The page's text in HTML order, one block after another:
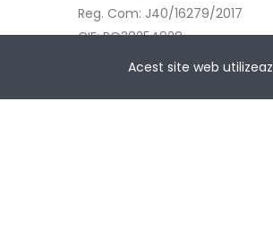
Reg. Com: J40/16279/2017
CIF: RO38254928
Cont:
Acest site web